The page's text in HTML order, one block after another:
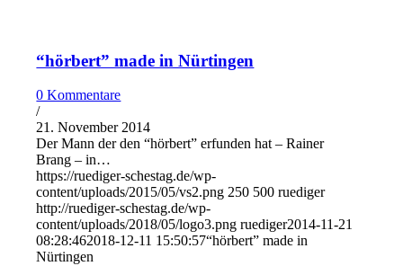
“hörbert” made in Nürtingen
0 Kommentare
/
21. November 2014
Der Mann der den “hörbert” erfunden hat – Rainer
Brang – in…
https://ruediger-schestag.de/wp-
content/uploads/2015/05/vs2.png 250 500 ruediger
http://ruediger-schestag.de/wp-
content/uploads/2018/05/logo3.png ruediger2014-11-21
08:28:462018-12-11 15:50:57“hörbert” made in
Nürtingen